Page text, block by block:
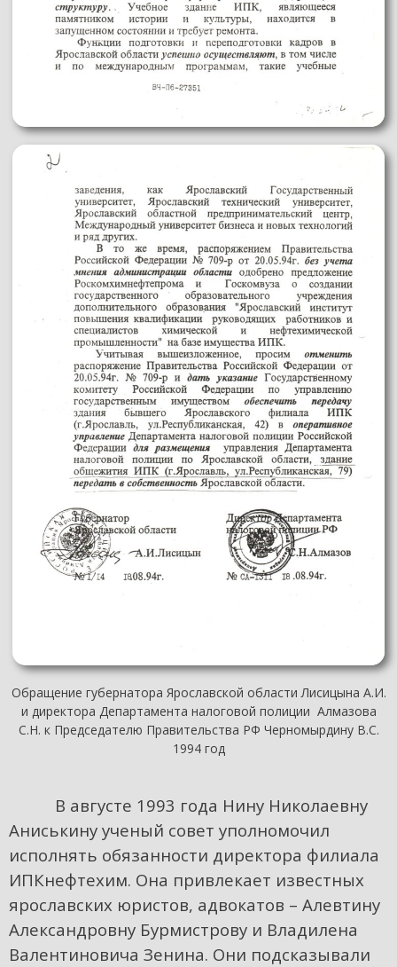
Обращение губернатора Ярославской области Лисицына А.И.
и директора Департамента налоговой полиции Алмазова
С.Н. к Председателю Правительства РФ Черномырдину В.С.
1994 год
В августе 1993 года Нину Николаевну
Аниськину ученый совет уполномочил
исполнять обязанности директора филиала
ИПКнефтехим. Она привлекает известных
ярославских юристов, адвокатов – Алевтину
Александровну Бурмистрову и Владилена
Валентиновича Зенина. Они подсказывали